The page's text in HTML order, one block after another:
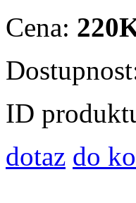
Cena:
ID
dotaz do